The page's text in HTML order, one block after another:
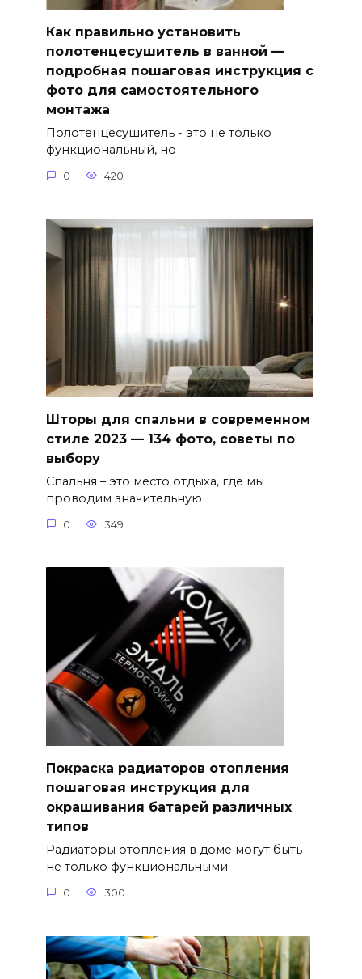
Как правильно установить
полотенцесушитель в ванной —
подробная пошаговая инструкция с
фото для самостоятельного
монтажа
Полотенцесушитель - это не только
функциональный, но
0 420
Шторы для спальни в современном
стиле 2023 — 134 фото, советы по
выбору
Спальня – это место отдыха, где мы
проводим значительную
0 349
Покраска радиаторов отопления
пошаговая инструкция для
окрашивания батарей различных
типов
Радиаторы отопления в доме могут быть
не только функциональными
0 300